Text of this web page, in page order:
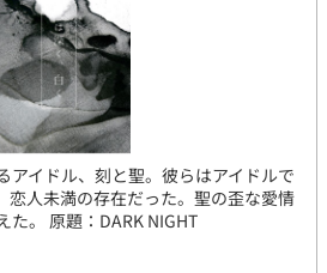
アイドル、刻と聖。彼らはアイドルで
恋人未満の存在だった。聖の歪な愛情
た。 原題：DARK NIGHT